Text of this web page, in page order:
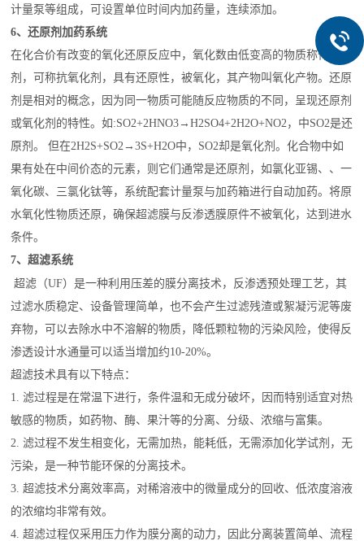
计量泵等组成，可设置单位时间内加药量，连续添加。
6、还原剂加药系统
在化合价有改变的氧化还原反应中，氧化数由低变高的物质称作还原
剂，可称抗氧化剂，具有还原性，被氧化，其产物叫氧化产物。还原
剂是相对的概念，因为同一物质可能随反应物质的不同，呈现还原剂
或氧化剂的特性。如:SO2+2HNO3→H2SO4+2H2O+NO2，中SO2是还
原剂。 但在2H2S+SO2→3S+H2O中，SO2却是氧化剂。化合物中如
果有处在中间价态的元素，则它们通常是还原剂，如氯化亚锡、、一
氧化碳、三氯化钛等，系统配套计量泵与加药箱进行自动加药。将原
水氧化性物质还原，确保超滤膜与反渗透膜原件不被氧化，达到进水
条件。
7、超滤系统
超滤（UF）是一种利用压差的膜分离技术，反渗透预处理工艺，其
过滤水质稳定、设备管理简单，也不会产生过滤残渣或絮凝污泥等废
弃物，可以去除水中不溶解的物质，降低颗粒物的污染风险，使得反
渗透设计水通量可以适当增加约10-20%。
超滤技术具有以下特点：
1. 滤过程是在常温下进行，条件温和无成分破坏，因而特别适宜对热
敏感的物质，如药物、酶、果汁等的分离、分级、浓缩与富集。
2. 滤过程不发生相变化，无需加热，能耗低，无需添加化学试剂，无
污染，是一种节能环保的分离技术。
3. 超滤技术分离效率高，对稀溶液中的微量成分的回收、低浓度溶液
的浓缩均非常有效。
4. 超滤过程仅采用压力作为膜分离的动力，因此分离装置简单、流程